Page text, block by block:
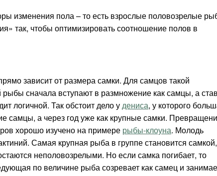
изменения пола – то есть взрослые половозрелые
так, чтобы оптимизировать соотношение полов в
зависит от размера самки. Для самцов такой
рыбы сначала вступают в размножение как самцы, а став
логичной. Так обстоит дело удениса, у которого
самцы, а через год уже как крупные самки.
хорошо изучено на примере рыбы-клоуна. Молодь
Самая крупная рыба в группе становится самкой,
неполовозрелыми. Но если самка погибает, то
по величине рыба созревает как самец и